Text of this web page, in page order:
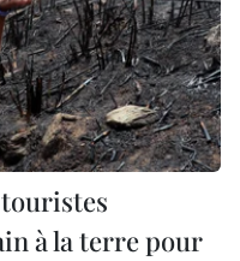
touristes
à la terre pour